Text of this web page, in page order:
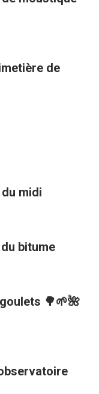
de
midi
bitume
🌳🌱🌺